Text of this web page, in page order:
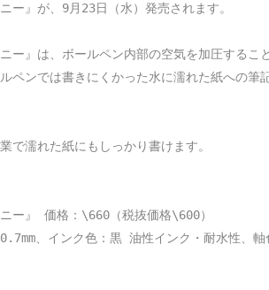
ニー』が、9月23日（水）発売されます。
ニー』は、ボールペン内部の空気を加圧する
ペンでは書きにくかった水に濡れた紙への
で濡れた紙にもしっかり書けます。
ニー』 価格：\660（税抜価格\600）